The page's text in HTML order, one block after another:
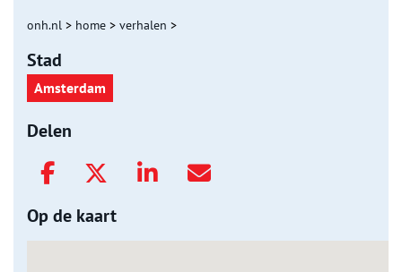
onh.nl > home > verhalen >
Stad
Amsterdam
Delen
Op de kaart